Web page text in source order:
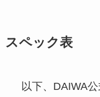
スペック表
以下、DAIWA公